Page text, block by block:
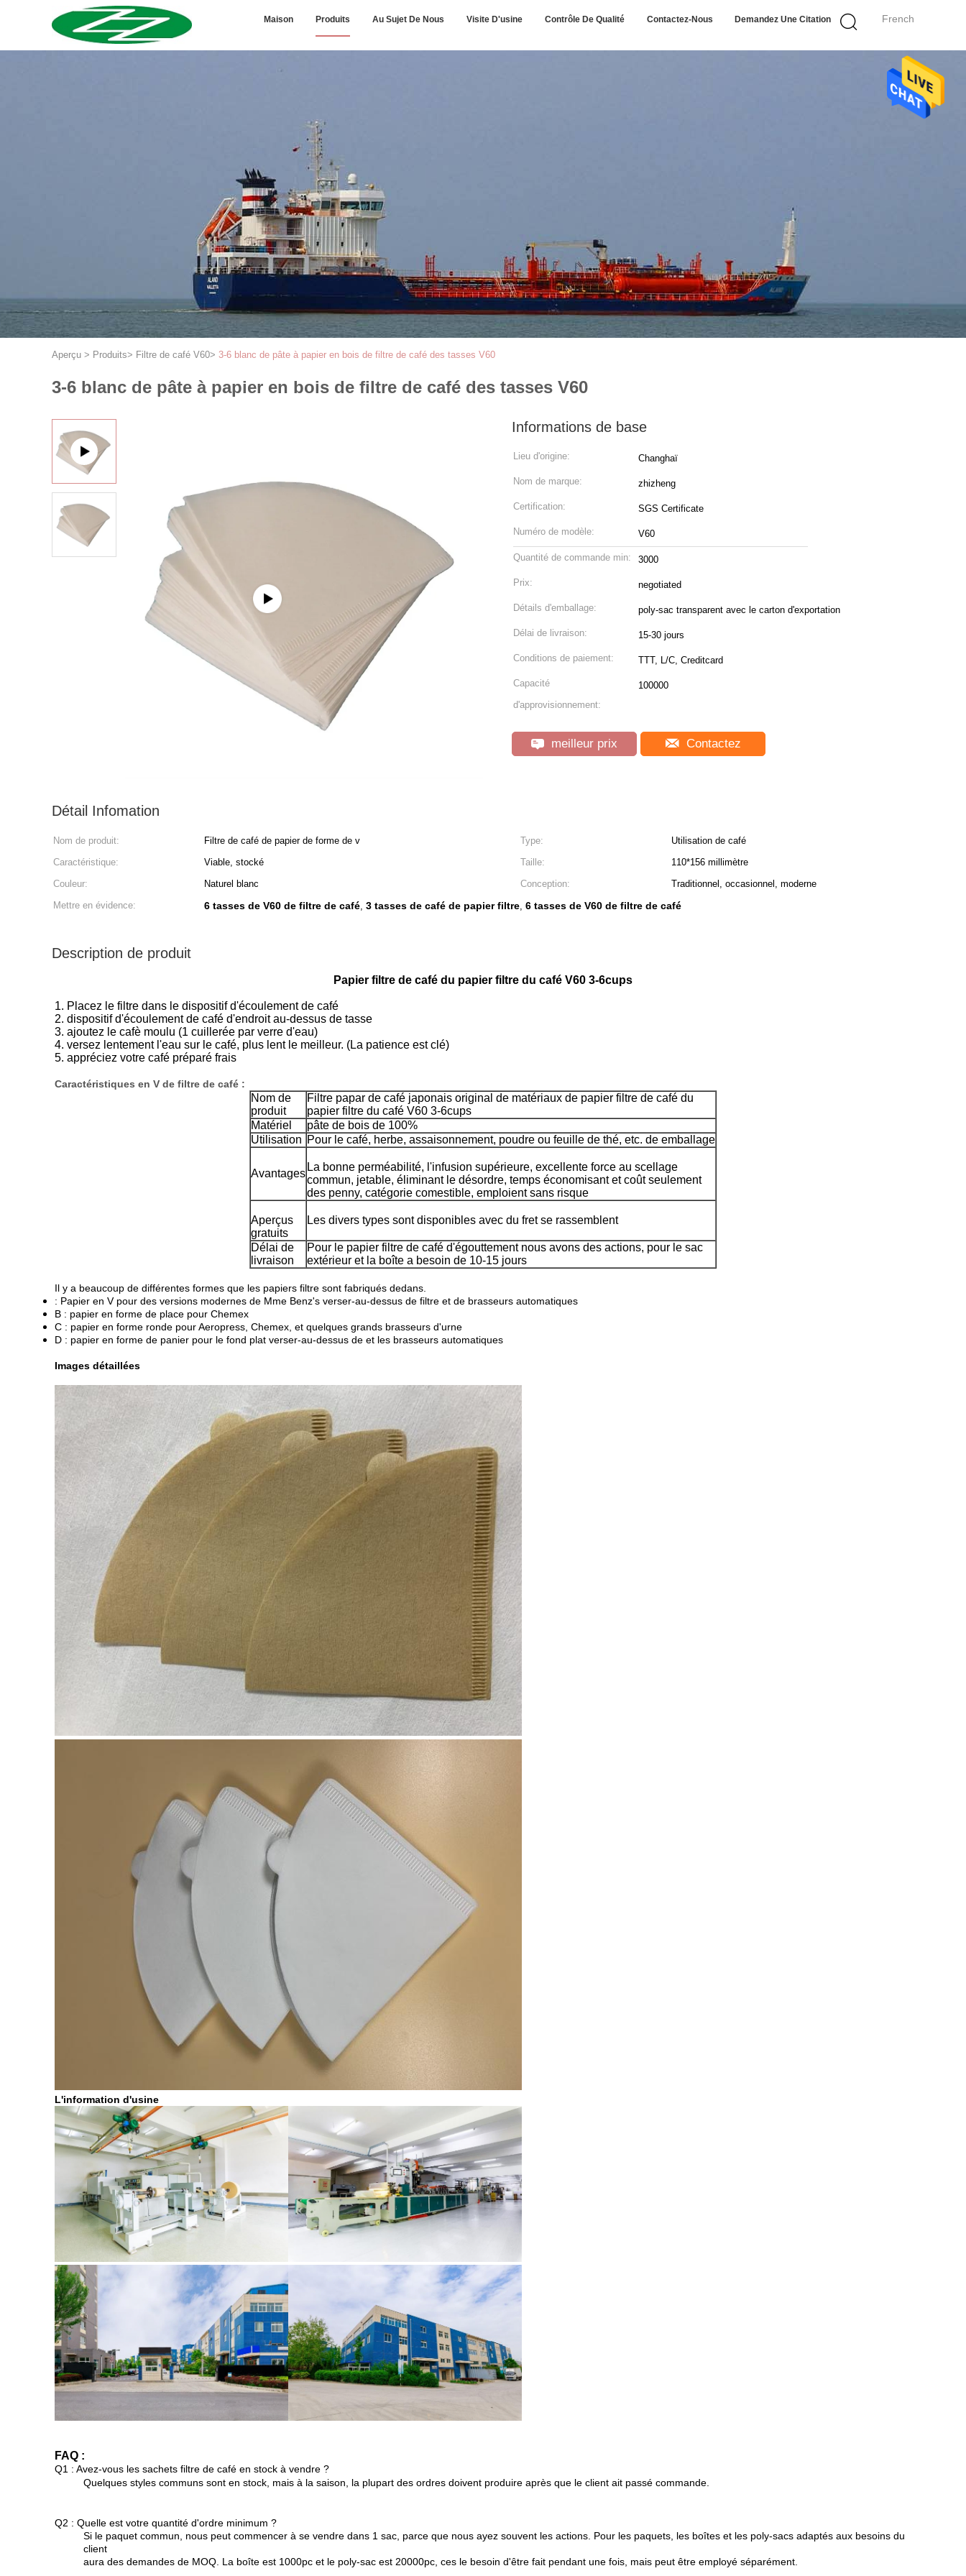
French
Maison Produits Au Sujet De Nous Visite D'usine Contrôle De Qualité Contactez-Nous Demandez Une Citation
Aperçu > Produits> Filtre de café V60> 3-6 blanc de pâte à papier en bois de filtre de café des tasses V60
3-6 blanc de pâte à papier en bois de filtre de café des tasses V60
Informations de base
Lieu d'origine: Changhaï
Nom de marque: zhizheng
Certification: SGS Certificate
Numéro de modèle: V60
Quantité de commande min: 3000
Prix: negotiated
Détails d'emballage: poly-sac transparent avec le carton d'exportation
Délai de livraison: 15-30 jours
Conditions de paiement: TTT, L/C, Creditcard
Capacité
d'approvisionnement:
100000
meilleur prix Contactez
Détail Infomation
Nom de produit: Filtre de café de papier de forme de v Type:
Utilisation de café
Caractéristique:
Viable, stocké Taille:
110*156 millimètre
Couleur:
Naturel blanc Conception:
Traditionnel, occasionnel, moderne
Mettre en évidence:
6 tasses de V60 de filtre de café, 3 tasses de café de papier filtre, 6 tasses de V60 de filtre de café
Description de produit
Papier filtre de café du papier filtre du café V60 3-6cups
1. Placez le filtre dans le dispositif d'écoulement de café
2. dispositif d'écoulement de café d'endroit au-dessus de tasse
3. ajoutez le cafè moulu (1 cuillerée par verre d'eau)
4. versez lentement l'eau sur le café, plus lent le meilleur. (La patience est clé)
5. appréciez votre café préparé frais
Caractéristiques en V de filtre de café :
Nom de
produit
Filtre papar de café japonais original de matériaux de papier filtre de café du
papier filtre du café V60 3-6cups
Matériel
pâte de bois de 100%
Utilisation Pour le café, herbe, assaisonnement, poudre ou feuille de thé, etc. de emballage
Avantages
La bonne perméabilité, l'infusion supérieure, excellente force au scellage
commun, jetable, éliminant le désordre, temps économisant et coût seulement
des penny, catégorie comestible, emploient sans risque
Aperçus
gratuits
Les divers types sont disponibles avec du fret se rassemblent
Délai de
livraison
Pour le papier filtre de café d'égouttement nous avons des actions, pour le sac
extérieur et la boîte a besoin de 10-15 jours
Il y a beaucoup de différentes formes que les papiers filtre sont fabriqués dedans.
: Papier en V pour des versions modernes de Mme Benz's verser-au-dessus de filtre et de brasseurs automatiques
B : papier en forme de place pour Chemex
C : papier en forme ronde pour Aeropress, Chemex, et quelques grands brasseurs d'urne
D : papier en forme de panier pour le fond plat verser-au-dessus de et les brasseurs automatiques
Images détaillées
L'information d'usine
FAQ :
Q1 : Avez-vous les sachets filtre de café en stock à vendre ?
Quelques styles communs sont en stock, mais à la saison, la plupart des ordres doivent produire après que le client ait passé commande.
Q2 : Quelle est votre quantité d'ordre minimum ?
Si le paquet commun, nous peut commencer à se vendre dans 1 sac, parce que nous ayez souvent les actions. Pour les paquets, les boîtes et les poly-sacs adaptés aux besoins du
client
aura des demandes de MOQ. La boîte est 1000pc et le poly-sac est 20000pc, ces le besoin d'être fait pendant une fois, mais peut être employé séparément.